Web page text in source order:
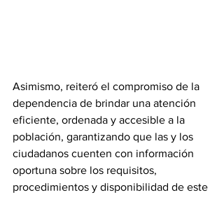
Asimismo, reiteró el compromiso de la
dependencia de brindar una atención
eficiente, ordenada y accesible a la
población, garantizando que las y los
ciudadanos cuenten con información
oportuna sobre los requisitos,
procedimientos y disponibilidad de este